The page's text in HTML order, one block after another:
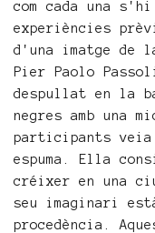
com cada una
experiències
d'una imatge de
Pier Paolo
despullat en la
negres amb una
participants veia
espuma. Ella
créixer en una
seu imaginari
procedència.